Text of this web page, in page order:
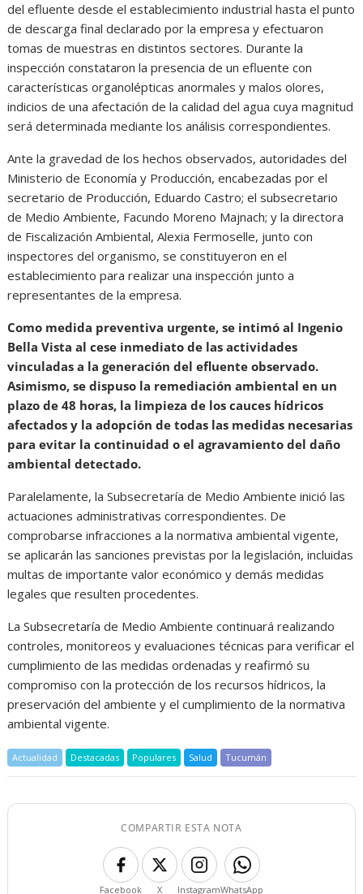
del efluente desde el establecimiento industrial hasta el punto
de descarga final declarado por la empresa y efectuaron
tomas de muestras en distintos sectores. Durante la
inspección constataron la presencia de un efluente con
características organolépticas anormales y malos olores,
indicios de una afectación de la calidad del agua cuya magnitud
será determinada mediante los análisis correspondientes.
Ante la gravedad de los hechos observados, autoridades del
Ministerio de Economía y Producción, encabezadas por el
secretario de Producción, Eduardo Castro; el subsecretario
de Medio Ambiente, Facundo Moreno Majnach; y la directora
de Fiscalización Ambiental, Alexia Fermoselle, junto con
inspectores del organismo, se constituyeron en el
establecimiento para realizar una inspección junto a
representantes de la empresa.
Como medida preventiva urgente, se intimó al Ingenio
Bella Vista al cese inmediato de las actividades
vinculadas a la generación del efluente observado.
Asimismo, se dispuso la remediación ambiental en un
plazo de 48 horas, la limpieza de los cauces hídricos
afectados y la adopción de todas las medidas necesarias
para evitar la continuidad o el agravamiento del daño
ambiental detectado.
Paralelamente, la Subsecretaría de Medio Ambiente inició las
actuaciones administrativas correspondientes. De
comprobarse infracciones a la normativa ambiental vigente,
se aplicarán las sanciones previstas por la legislación, incluidas
multas de importante valor económico y demás medidas
legales que resulten procedentes.
La Subsecretaría de Medio Ambiente continuará realizando
controles, monitoreos y evaluaciones técnicas para verificar el
cumplimiento de las medidas ordenadas y reafirmó su
compromiso con la protección de los recursos hídricos, la
preservación del ambiente y el cumplimiento de la normativa
ambiental vigente.
Actualidad Destacadas Populares Salud Tucumán
COMPARTIR ESTA NOTA
Facebook X InstagramWhatsApp